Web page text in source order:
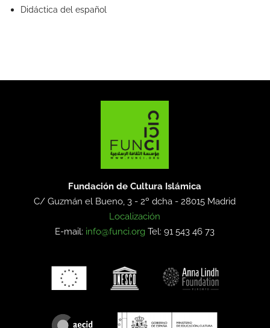
Didáctica del español
Fundación de Cultura Islámica
C/ Guzmán el Bueno, 3 - 2º dcha -28015 Madrid
Localización
E-mail: info@funci.org Tel: 91 543 46 73